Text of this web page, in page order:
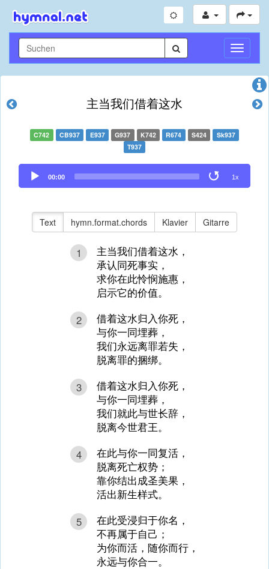
主当我们借着这水
C742 CB937 E937 G937 K742 R674 S424
Sk937
T937
Audio
Player
00:00 1x
Text hymn.format.chords Klavier Gitarre
1
主当我们借着这水，
承认同死事实，
求你在此怜悯施惠，
启示它的价值。
2
借着这水归入你死，
与你一同埋葬，
我们永远离罪若失，
脱离罪的捆绑。
3
借着这水归入你死，
与你一同埋葬，
我们就此与世长辞，
脱离今世君王。
4
在此与你一同复活，
脱离死亡权势；
靠你结出成圣美果，
活出新生样式。
5
在此受浸归于你名，
不再属于自己；
为你而活，随你而行，
永远与你合一。